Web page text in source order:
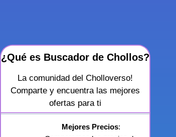
¿Qué es Buscador de Chollos?
La comunidad del Cholloverso!
Comparte y encuentra las mejores
ofertas para ti
Mejores Precios: